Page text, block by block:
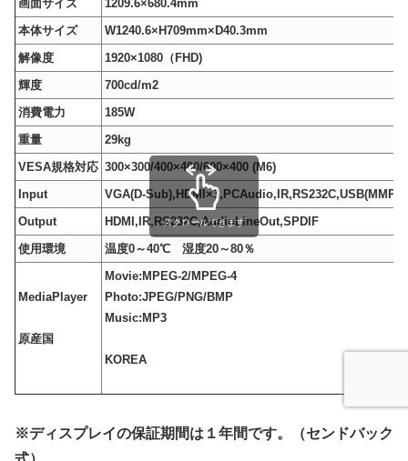
画面サイズ
1209.6×680.4mm
本体サイズ
W1240.6×H709mm×D40.3mm
解像度
1920×1080（FHD)
輝度
700cd/m2
消費電力
185W
重量
29kg
VESA規格対応 300×300/400×400/600×400 (M6)
Input
VGA(D-Sub),HDMI×3,PCAudio,IR,RS232C,USB(MMP)
Output
HDMI,IR,RS232C,AudioLineOut,SPDIF
使用環境
温度0～40℃ 湿度20～80％
MediaPlayer
原産国
Movie:MPEG-2/MPEG-4
Photo:JPEG/PNG/BMP
Music:MP3
KOREA
スクロールできます
※ディスプレイの保証期間は１年間です。（センドバック